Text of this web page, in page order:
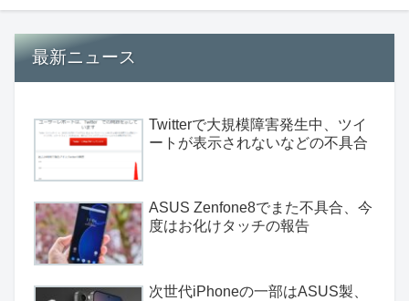
最新ニュース
Twitterで大規模障害発生中、ツイ
ートが表示されないなどの不具合
ASUS Zenfone8でまた不具合、今
度はお化けタッチの報告
次世代iPhoneの一部はASUS製、